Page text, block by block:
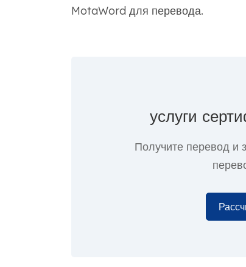
MotaWord для перевода.
услуги
Получите перевод и